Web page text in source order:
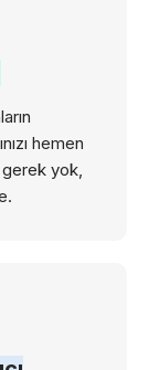
hemen
gerek yok,